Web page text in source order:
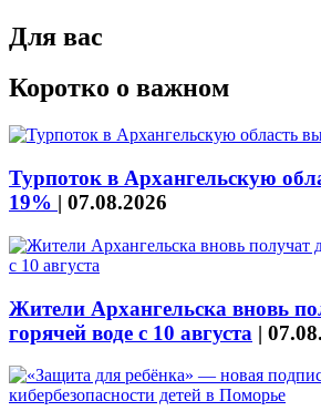
Для вас
Коротко о важном
Турпоток в Архангельскую
19% | 07.08.2026
Жители Архангельска вновь
горячей воде с 10 августа |